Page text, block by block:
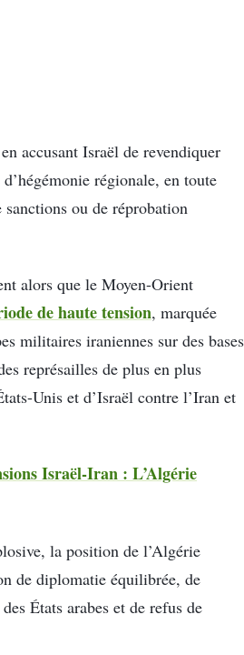
accusant Israël de revendiquer
régionale, en toute
ou de réprobation
alors que le Moyen-Orient
de haute tension, marquée
militaires iraniennes sur des bases
représailles de plus en plus
Unis et d’Israël contre l’Iran et
Israël-Iran : L’Algérie
la position de l’Algérie
de diplomatie équilibrée, de
États arabes et de refus de